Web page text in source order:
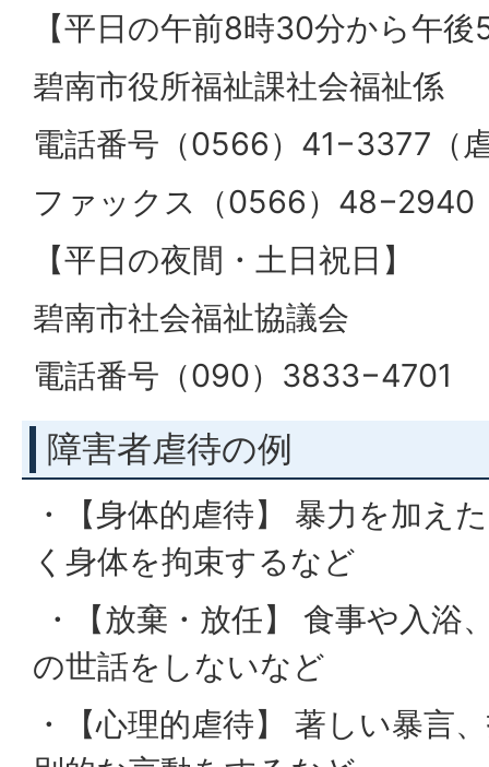
【平日の午前8時30分から午
碧南市役所福祉課社会福祉係
電話番号（0566）41−3377（
ファックス（0566）48−2940
【平日の夜間・土日祝日】
碧南市社会福祉協議会
電話番号（090）3833−4701
障害者虐待の例
・【身体的虐待】 暴力を加え
く身体を拘束するなど
・【放棄・放任】 食事や入浴
の世話をしないなど
・【心理的虐待】 著しい暴言